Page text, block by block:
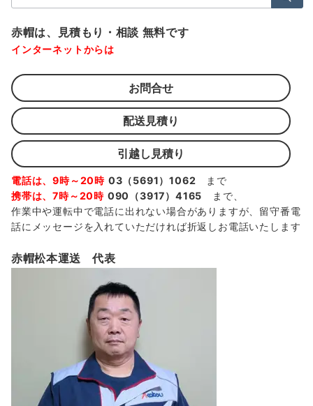
索：
赤帽は、見積もり・相談 無料です
インターネットからは
お問合せ
配送見積り
引越し見積り
電話は、9時～20時 03（5691）1062 まで
携帯は、7時～20時 090（3917）4165 まで、
作業中や運転中で電話に出れない場合がありますが、留守番電
話にメッセージを入れていただければ折返しお電話いたします
赤帽松本運送 代表